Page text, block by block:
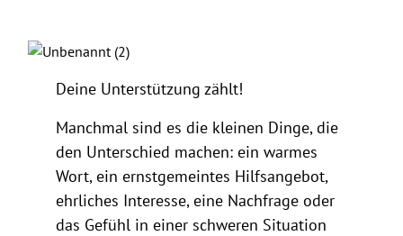
Deine Unterstützung zählt!
Manchmal sind es die kleinen Dinge, die
den Unterschied machen: ein warmes
Wort, ein ernstgemeintes Hilfsangebot,
ehrliches Interesse, eine Nachfrage oder
das Gefühl in einer schweren Situation